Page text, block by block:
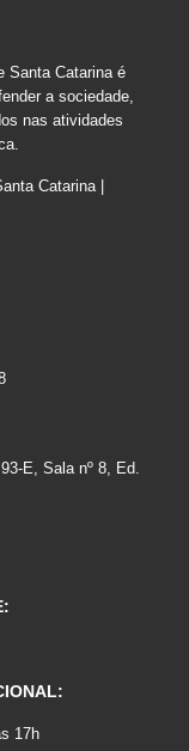
Santa Catarina é
a sociedade,
nas atividades
Catarina |
E, Sala nº 8, Ed.
17h